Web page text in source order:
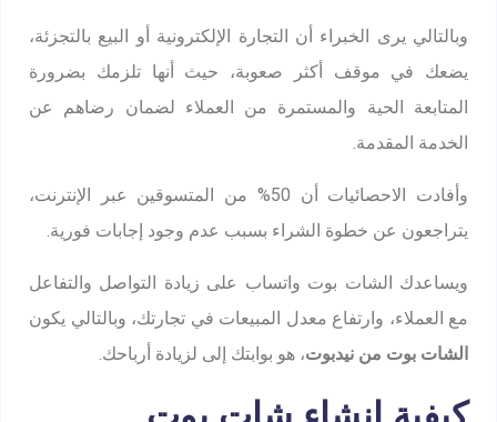
وبالتالي يرى الخبراء أن التجارة الإلكترونية أو البيع بالتجزئة،
يضعك في موقف أكثر صعوبة، حيث أنها تلزمك بضرورة
المتابعة الحية والمستمرة من العملاء لضمان رضاهم عن
الخدمة المقدمة.
وأفادت الاحصائيات أن 50% من المتسوقين عبر الإنترنت،
يتراجعون عن خطوة الشراء بسبب عدم وجود إجابات فورية.
ويساعدك الشات بوت واتساب على زيادة التواصل والتفاعل
مع العملاء، وارتفاع معدل المبيعات في تجارتك، وبالتالي يكون
الشات بوت من نيدبوت، هو بوابتك إلى لزيادة أرباحك.